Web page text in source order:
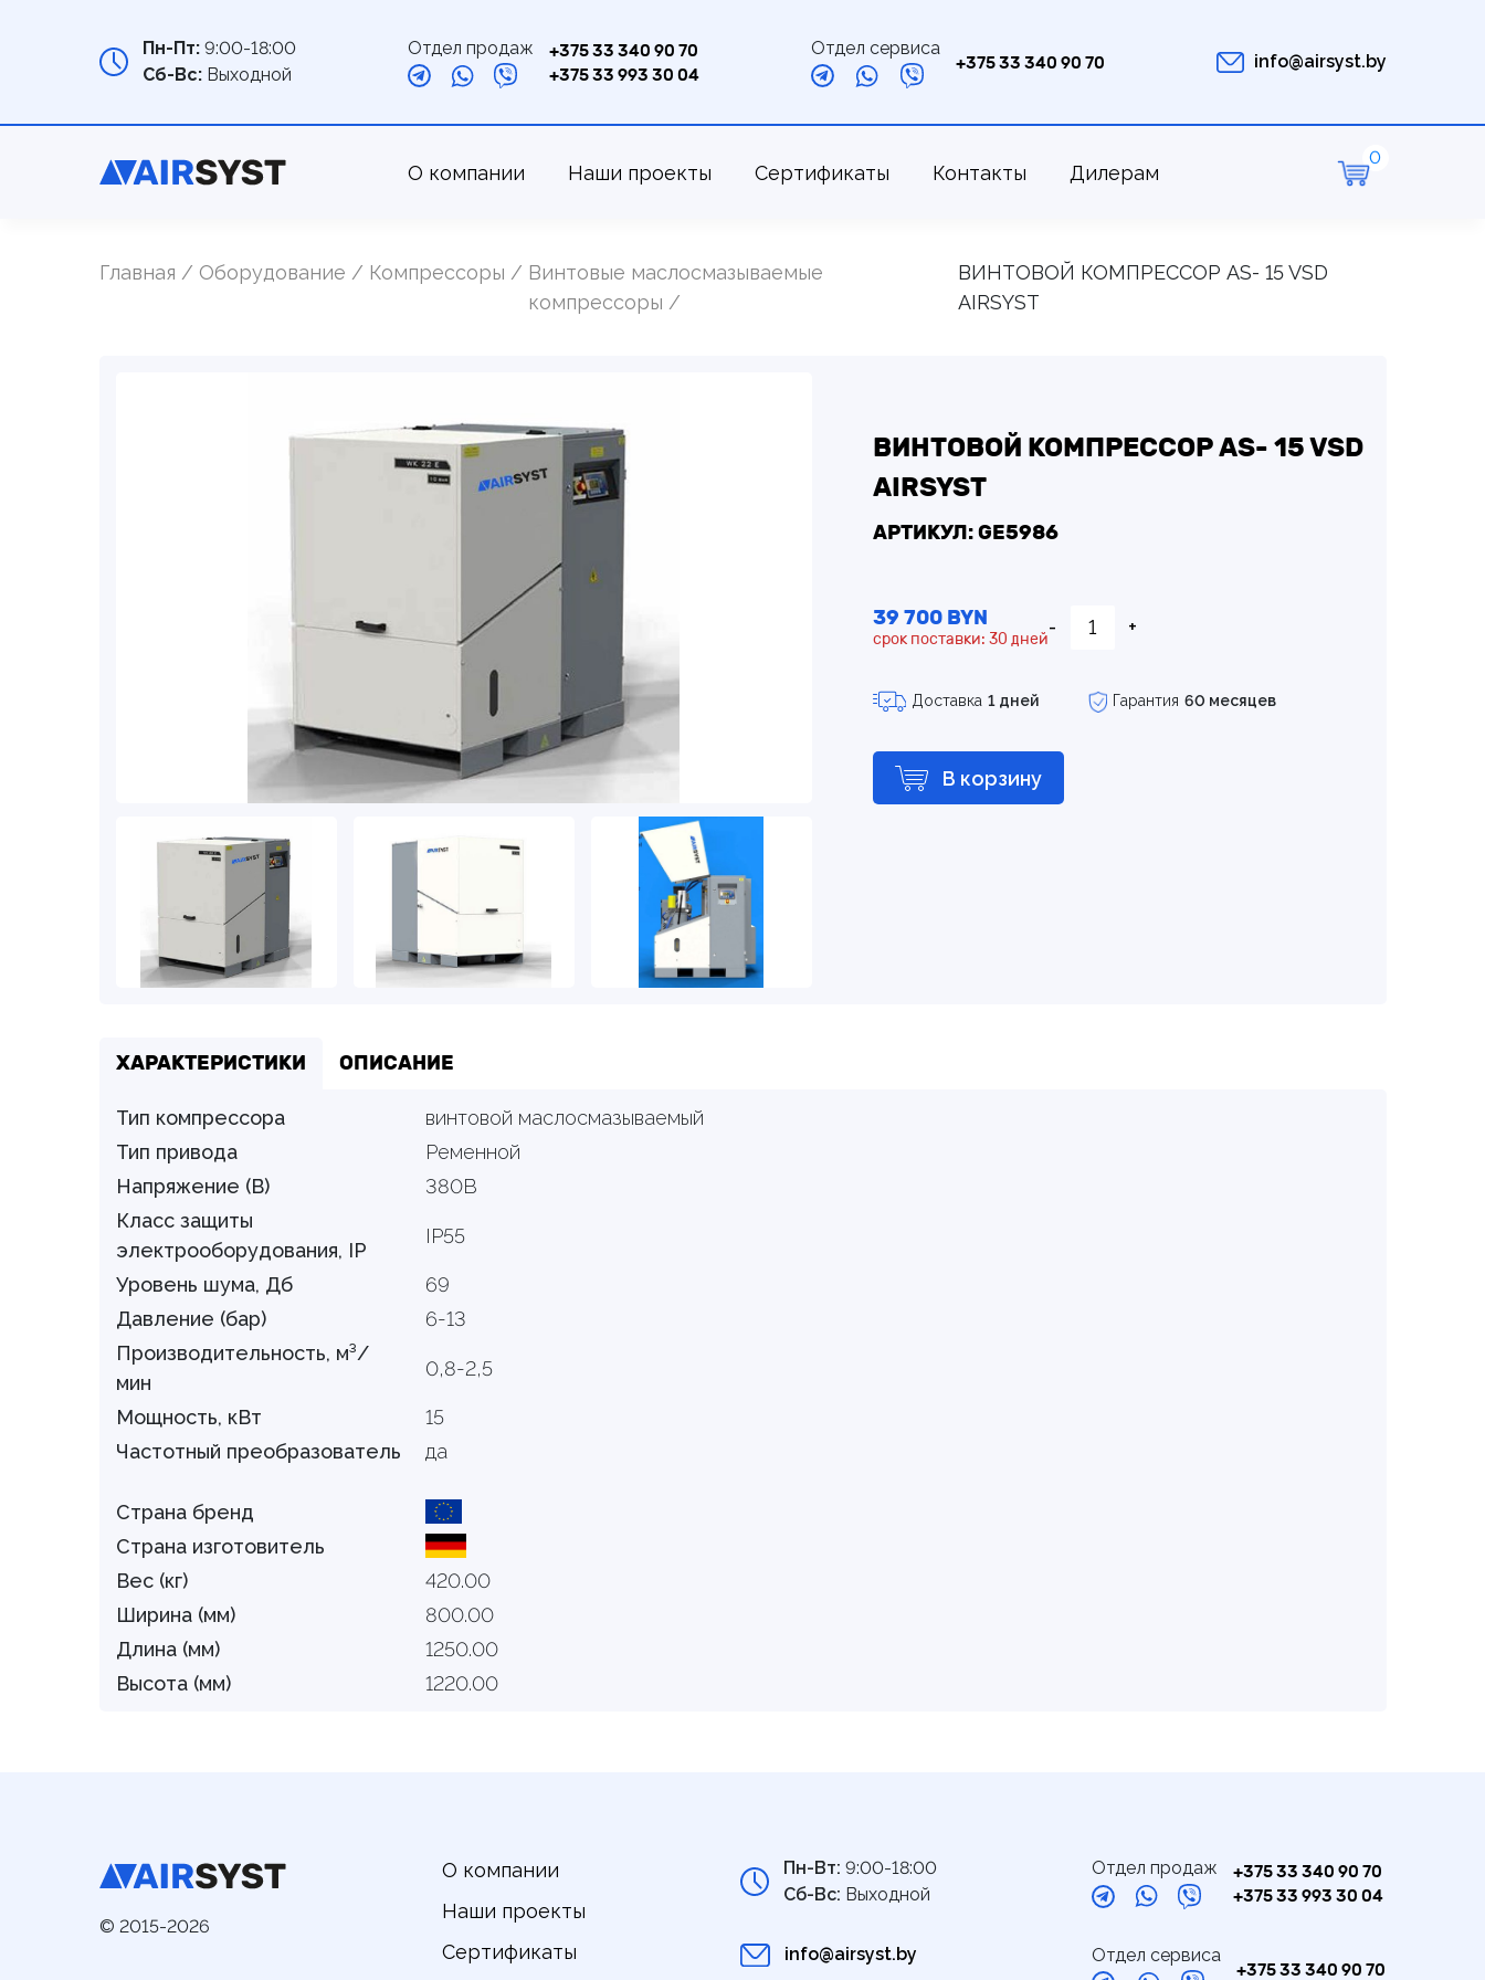
Пн-Пт:9:00-18:00
Сб-Вс:Выходной
Отдел продаж
+375 33 340 90 70
+375 33 993 30 04
Отдел сервиса
+375 33 340 90 70 info@airsyst.by
О компании Наши проекты Сертификаты Контакты Дилерам
Главная Оборудование Компрессоры
Винтовые маслосмазываемые
компрессоры
ВИНТОВОЙ КОМПРЕССОР AS- 15 VSD
AIRSYST
ВИНТОВОЙ КОМПРЕССОР AS- 15 VSD
AIRSYST
АРТИКУЛ: GE5986
39 700 BYN
срок поставки: 30 дней
- +
Доставка 1 дней Гарантия 60 месяцев
В корзину
ХАРАКТЕРИСТИКИ ОПИСАНИЕ
Тип компрессора
винтовой маслосмазываемый
Тип привода
Ременной
Напряжение (В)
380В
Класс защиты
электрооборудования, IP
IP55
Уровень шума, Дб
69
Давление (бар)
6-13
Производительность, м³/
мин
0,8-2,5
Мощность, кВт
15
Частотный преобразователь
да
Страна бренд
Страна изготовитель
Вес (кг)
420.00
Ширина (мм)
800.00
Длина (мм)
1250.00
Высота (мм)
1220.00
© 2015-2026
О компании
Наши проекты
Сертификаты
Пн-Вт: 9:00-18:00
Сб-Вс: Выходной
info@airsyst.by
Отдел продаж
+375 33 340 90 70
+375 33 993 30 04
Отдел сервиса
+375 33 340 90 70